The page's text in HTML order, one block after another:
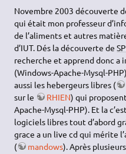
Novembre 2003 découverte
qui était mon professeur
de l’aliments et autres
d’IUT. Dés la découverte de
recherche et apprend donc a
(Windows-Apache-Mysql-
aussi les hebergeurs libres (
sur le
RHIEN) qui
Apache-Mysql-PHP). Et la
logiciels libres tout d’abord
grace a un live cd qui mérite
(
mandows). Après